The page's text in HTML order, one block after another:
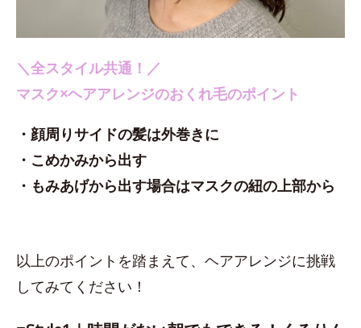
＼全スタイル共通！／
マスク×ヘアアレンジのおくれ毛のポイント
・顔周りサイドの髪は外巻きに
・こめかみから出す
・もみあげから出す場合はマスクの紐の上部から
以上のポイントを踏まえて、ヘアアレンジに挑戦
してみてください！